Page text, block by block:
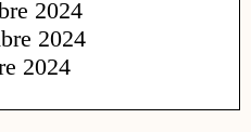
2024
2024
2024